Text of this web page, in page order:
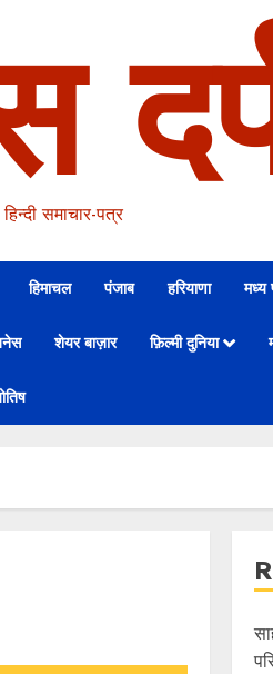
समाचार-पत्र
हिमाचल पंजाब हरियाणा मध्य
शेयर बाज़ार फ़िल्मी दुनिया